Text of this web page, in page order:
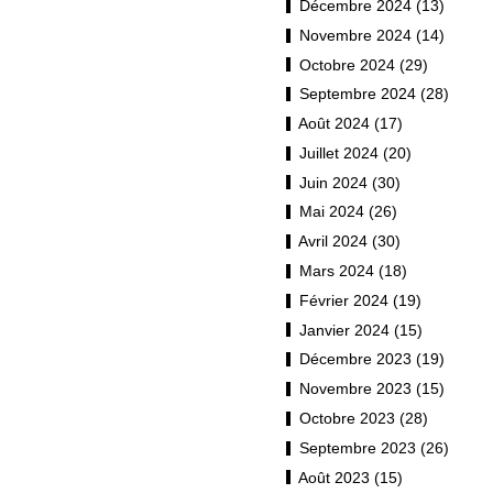
Décembre 2024 (13)
Novembre 2024 (14)
Octobre 2024 (29)
Septembre 2024 (28)
Août 2024 (17)
Juillet 2024 (20)
Juin 2024 (30)
Mai 2024 (26)
Avril 2024 (30)
Mars 2024 (18)
Février 2024 (19)
Janvier 2024 (15)
Décembre 2023 (19)
Novembre 2023 (15)
Octobre 2023 (28)
Septembre 2023 (26)
Août 2023 (15)